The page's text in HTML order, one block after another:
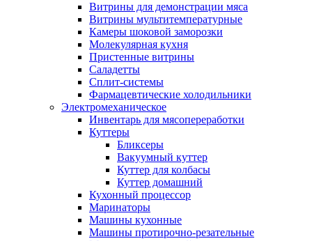
Витрины для демонстрации мяса
Витрины мультитемпературные
Камеры шоковой заморозки
Молекулярная кухня
Пристенные витрины
Саладетты
Сплит-системы
Фармацевтические холодильники
Электромеханическое
Инвентарь для мясопереработки
Куттеры
Бликсеры
Вакуумный куттер
Куттер для колбасы
Куттер домашний
Кухонный процессор
Маринаторы
Машины кухонные
Машины протирочно-резательные